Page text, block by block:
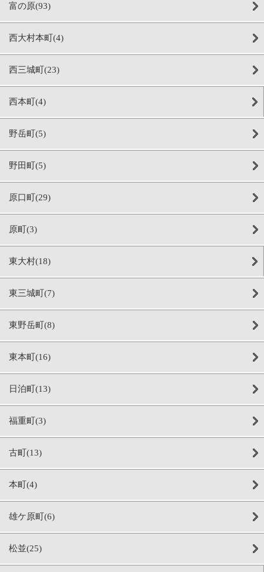
富の原(93)
西大村本町(4)
西三城町(23)
西本町(4)
野岳町(5)
野田町(5)
原口町(29)
原町(3)
東大村(18)
東三城町(7)
東野岳町(8)
東本町(16)
日泊町(13)
福重町(3)
古町(13)
本町(4)
雄ケ原町(6)
松並(25)